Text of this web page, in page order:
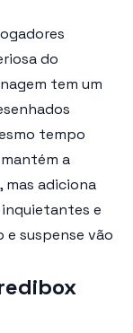
do
tem um
tempo
a
mas adiciona
e
suspense vão